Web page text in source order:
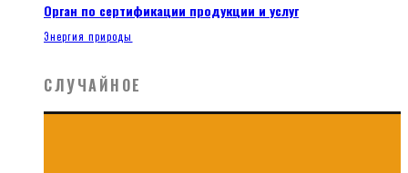
Орган по сертификации продукции и услуг
Энергия природы
СЛУЧАЙНОЕ